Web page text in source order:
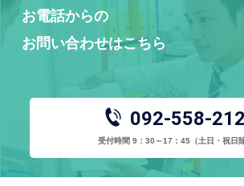
お電話からの
お問い合わせはこちら
092-558-
受付時間 9：30～17：45（土日・祝日除